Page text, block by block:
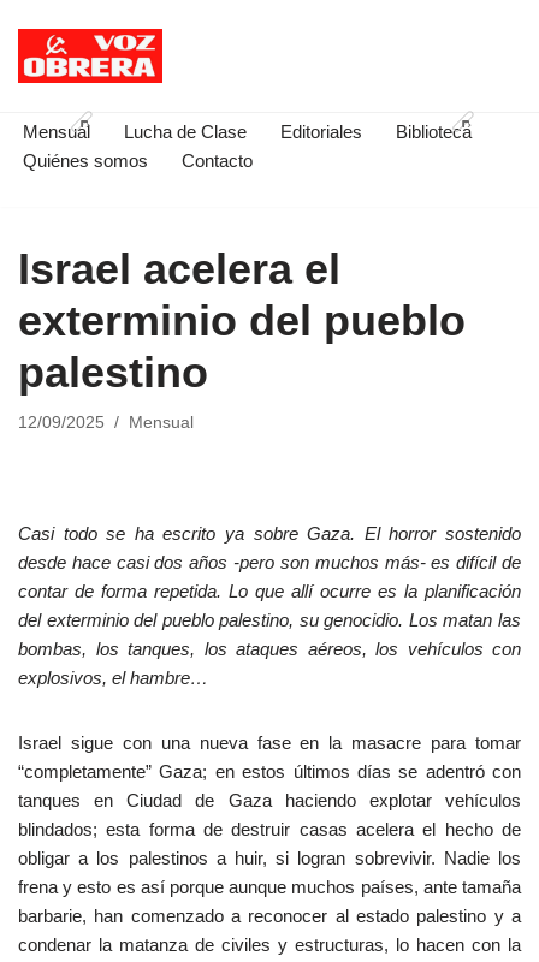
Saltar
contenido
Mensual Lucha de Clase Editoriales
Biblioteca
Quiénes somos
Contacto
Israel acelera el
exterminio del pueblo
palestino
12/09/2025 Mensual
Casi todo se ha escrito ya sobre Gaza. El horror sostenido
desde hace casi dos años -pero son muchos más- es difícil de
contar de forma repetida. Lo que allí ocurre es la planificación
del exterminio del pueblo palestino, su genocidio. Los matan las
bombas, los tanques, los ataques aéreos, los vehículos con
explosivos, el hambre…
Israel sigue con una nueva fase en la masacre para tomar
“completamente” Gaza; en estos últimos días se adentró con
tanques en Ciudad de Gaza haciendo explotar vehículos
blindados; esta forma de destruir casas acelera el hecho de
obligar a los palestinos a huir, si logran sobrevivir. Nadie los
frena y esto es así porque aunque muchos países, ante tamaña
barbarie, han comenzado a reconocer al estado palestino y a
condenar la matanza de civiles y estructuras, lo hacen con la